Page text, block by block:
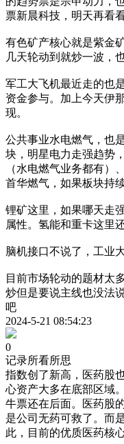
票新晨科技，明天再看
有色矿产核心就是紫金
几天轮动到就炒一波，
军工大飞机最近走的也
资金参与。加上今天伊
现。
公共事业水电燃气，也
块，明星电力走强趋势
（水电燃气业务都有）
首华燃气，如果板块持
锂矿这里，如果哪天走
属性。氢能和重卡这里
脑机接口不说了，工业
目前市场轮动的题材太
炒但是要说主线也没法
吧
2024-5-21 08:54:23
0
记录所看所思
指数创了新高，医药股
心资产大多在底部区域
牛票还在后面。医药股
是公司无药可救了。而
此，目前的优质医药核